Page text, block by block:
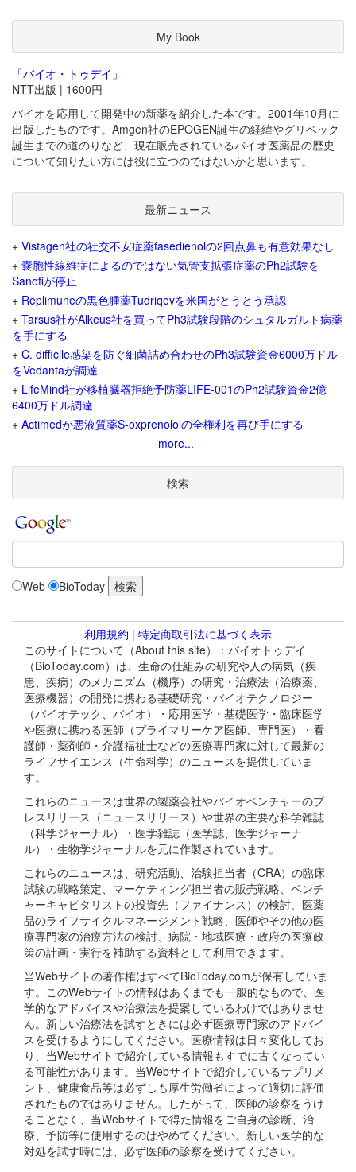
My Book
「バイオ・トゥデイ」
NTT出版 | 1600円
バイオを応用して開発中の新薬を紹介した本です。2001年10月に
出版したものです。Amgen社のEPOGEN誕生の経緯やグリベック
誕生までの道のりなど、現在販売されているバイオ医薬品の歴史
について知りたい方には役に立つのではないかと思います。
最新ニュース
+ Vistagen社の社交不安症薬fasedienolの2回点鼻も有意効果なし
+ 嚢胞性線維症によるのではない気管支拡張症薬のPh2試験を
Sanofiが停止
+ Replimuneの黒色腫薬Tudriqevを米国がとうとう承認
+ Tarsus社がAlkeus社を買ってPh3試験段階のシュタルガルト病薬
を手にする
+ C. difficile感染を防ぐ細菌詰め合わせのPh3試験資金6000万ドル
をVedantaが調達
+ LifeMind社が移植臓器拒絶予防薬LIFE-001のPh2試験資金2億
6400万ドル調達
+ Actimedが悪液質薬S-oxprenololの全権利を再び手にする
more...
検索
Web BioToday
利用規約 | 特定商取引法に基づく表示
このサイトについて（About this site）：バイオトゥデイ
（BioToday.com）は、生命の仕組みの研究や人の病気（疾
患、疾病）のメカニズム（機序）の研究・治療法（治療薬、
医療機器）の開発に携わる基礎研究・バイオテクノロジー
（バイオテック、バイオ）・応用医学・基礎医学・臨床医学
や医療に携わる医師（プライマリーケア医師、専門医）・看
護師・薬剤師・介護福祉士などの医療専門家に対して最新の
ライフサイエンス（生命科学）のニュースを提供していま
す。
これらのニュースは世界の製薬会社やバイオベンチャーのプ
レスリリース（ニュースリリース）や世界の主要な科学雑誌
（科学ジャーナル）・医学雑誌（医学誌、医学ジャーナ
ル）・生物学ジャーナルを元に作製されています。
これらのニュースは、研究活動、治験担当者（CRA）の臨床
試験の戦略策定、マーケティング担当者の販売戦略、ベンチ
ャーキャピタリストの投資先（ファイナンス）の検討、医薬
品のライフサイクルマネージメント戦略、医師やその他の医
療専門家の治療方法の検討、病院・地域医療・政府の医療政
策の計画・実行を補助する資料として利用できます。
当Webサイトの著作権はすべてBioToday.comが保有していま
す。このWebサイトの情報はあくまでも一般的なもので、医
学的なアドバイスや治療法を提案しているわけではありませ
ん。新しい治療法を試すときには必ず医療専門家のアドバイ
スを受けるようにしてください。医療情報は日々変化してお
り、当Webサイトで紹介している情報もすでに古くなってい
る可能性があります。当Webサイトで紹介しているサプリメ
ント、健康食品等は必ずしも厚生労働省によって適切に評価
されたものではありません。したがって、医師の診察をうけ
ることなく、当Webサイトで得た情報をご自身の診断、治
療、予防等に使用するのはやめてください。新しい医学的な
対処を試す時には、必ず医師の診察を受けてください。